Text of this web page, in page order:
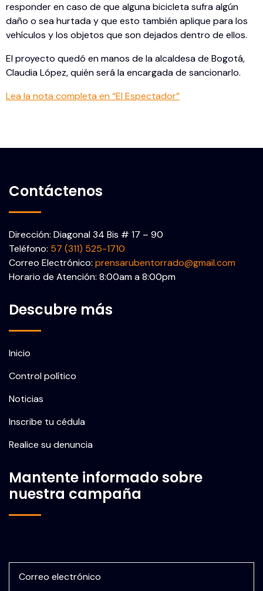
responder en caso de que alguna bicicleta sufra algún
daño o sea hurtada y que esto también aplique para los
vehículos y los objetos que son dejados dentro de ellos.
El proyecto quedó en manos de la alcaldesa de Bogotá,
Claudia López, quién será la encargada de sancionarlo.
Lea la nota completa en “El Espectador”
Contáctenos
Dirección: Diagonal 34 Bis # 17 – 90
Teléfono: 57 (311) 525-1710
Correo Electrónico: prensarubentorrado@gmail.com
Horario de Atención: 8:00am a 8:00pm
Descubre más
Inicio
Control político
Noticias
Inscribe tu cédula
Realice su denuncia
Mantente informado sobre
nuestra campaña